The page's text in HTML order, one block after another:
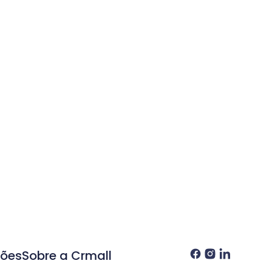
Sobre a Crmall